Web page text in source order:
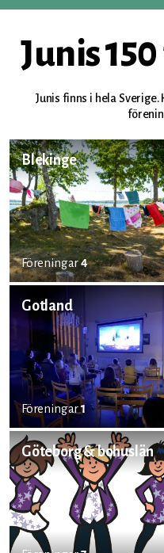
Junis
Junis finns i hela
Blekinge
Föreningar4
Gotland
Föreningar1
Göteborg & bohuslän